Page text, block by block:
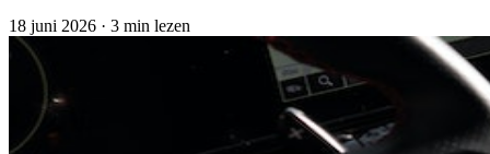
18 juni 2026 · 3 min lezen